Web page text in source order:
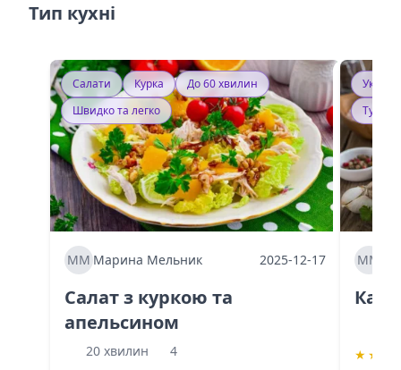
Тип кухні
Салати Курка
До 60 хвилин
Швидко та легко
ММ Марина Мельник 2025-12-17
Салат з куркою та
апельсином
20 хвилин
4
ММ
★ ★